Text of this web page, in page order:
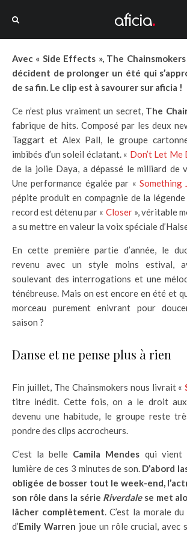
Avec « Side Effects », The
décident de prolonger un été qui
de sa fin. Le clip est à savourer sur aficia !
Ce n’est plus vraiment un secret, The
fabrique de hits. Composé par les deux
Taggart et Alex Pall, le groupe
imbibés d’un soleil éclatant. « Don’t Let Me
de la jolie Daya, a dépassé le milliard de
Une performance égalée par « Something
pépite produit en compagnie de la
record est détenu par « Closer», véritable
a su mettre en valeur la voix spéciale
En cette première partie d’année, le
revenu avec un style moins estival,
soulevant des interrogations et une
ténébreuse. Mais on est encore en été et
morceau purement enivrant pour
saison ?
Danse et ne pense plus à rien
Fin juillet, The Chainsmokers nous livrait «
titre inédit. Cette fois, on a le droit aux
devenu une habitude, le groupe reste
pondre des clips accrocheurs.
C’est la belle Camila Mendes qui vient
lumière de ces 3 minutes de son. D’abord
obligée de bosser tout le week-end,
son rôle dans la série Riverdalese met
lâcher complètement. C’est la morale
d’Emily Warren joue un rôle crucial, avec